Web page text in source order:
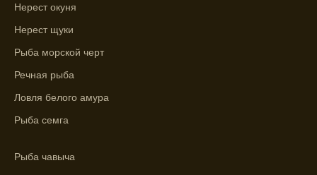
максимального атмосферного давления,
как указывает прогноз клева.
Прогноз клева на сутки вперед дает ясное
представление о том, когда и где клюет
Находите ближайшие водоемы для ловли с
Учитывайте фазы луны при выборе места
Нерест окуня
Нерест щуки
Рыба морской черт
Речная рыба
Ловля белого амура
Рыба семга
Рыба чавыча